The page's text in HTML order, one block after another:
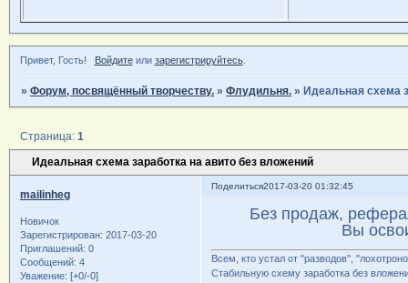
Привет, Гость! Войдитеили зарегистрируйтесь.
»Форум, посвящённый творчеству. »Флудильня. »Идеальная схема
Идеальная схема заработка на авито без вложений
Страница:1
Поделиться2017-03-20 01:32:45
mailinheg
Новичок
Зарегистрирован: 2017-03-20
Приглашений: 0
Сообщений: 4
Уважение: [+0/-0]
Без продаж,
Вы
Всем, кто устал от "разводов",
Стабильную схему заработка без